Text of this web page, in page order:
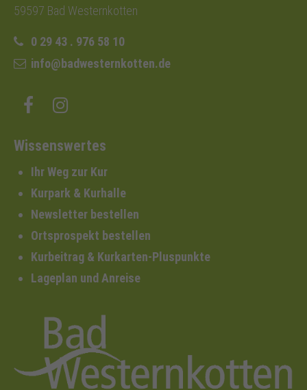
59597 Bad Westernkotten
0 29 43 . 976 58 10
info@badwesternkotten.de
Wissenswertes
Ihr Weg zur Kur
Kurpark & Kurhalle
Newsletter bestellen
Ortsprospekt bestellen
Kurbeitrag & Kurkarten-Pluspunkte
Lageplan und Anreise